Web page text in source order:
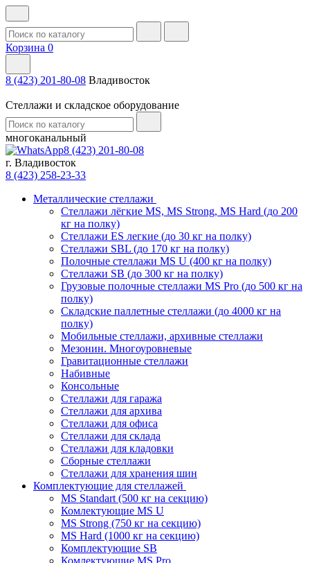
Корзина 0
8 (423) 201-80-08 Владивосток
Стеллажи и складское оборудование
многоканальный
8 (423) 201-80-08
г. Владивосток
8 (423) 258-23-33
Металлические стеллажи
Стеллажи лёгкие MS, MS Strong, MS Hard (до 200
кг на полку)
Стеллажи ES легкие (до 30 кг на полку)
Стеллажи SBL (до 170 кг на полку)
Полочные стеллажи MS U (400 кг на полку)
Стеллажи SB (до 300 кг на полку)
Грузовые полочные стеллажи MS Pro (до 500 кг на
полку)
Складские паллетные стеллажи (до 4000 кг на
полку)
Мобильные стеллажи, архивные стеллажи
Мезонин. Многоуровневые
Гравитационные стеллажи
Набивные
Консольные
Стеллажи для гаража
Стеллажи для архива
Стеллажи для офиса
Стеллажи для склада
Стеллажи для кладовки
Сборные стеллажи
Стеллажи для хранения шин
Комплектующие для стеллажей
MS Standart (500 кг на секцию)
Комлектующие MS U
MS Strong (750 кг на секцию)
MS Hard (1000 кг на секцию)
Комплектующие SB
Комлектующие MS Pro